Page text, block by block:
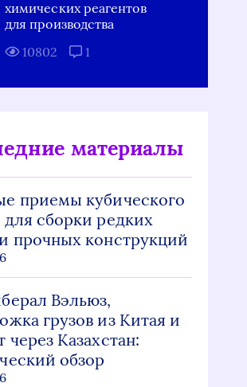
химических реагентов
для производства
10802
1
материалы
приемы кубического
для сборки редких
прочных конструкций
Вэльюз,
грузов из Китая и
через Казахстан:
обзор